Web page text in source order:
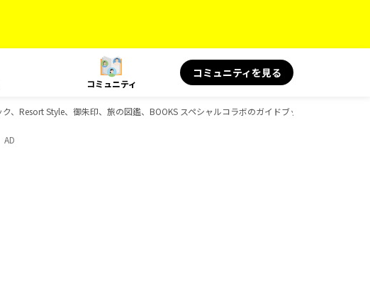
コミュニティ
コミュニティを見る
Resort Style、御朱印、旅の図鑑、BOOKS スペシャルコラボのガイドブック一覧
AD